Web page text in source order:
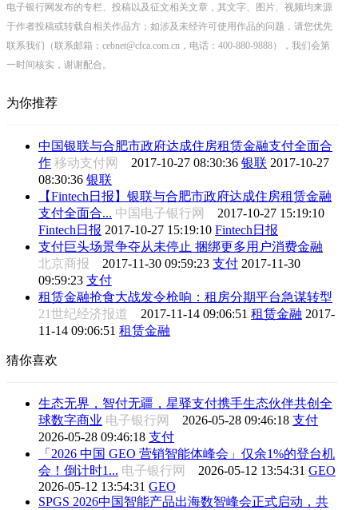
电子银行网发布的专栏、投稿以及征文相关文章，其文字、图片、视频均来源
于作者投稿或转载自相关作品方；如涉及未经许可使用作品的问题，请您优先
联系我们（联系邮箱：cebnet@cfca.com.cn，电话：400-880-9888），我们会第
一时间核实，谢谢配合。
为你推荐
中国银联与合肥市政府达成住房租赁金融支付全面合
作 移动支付网 2017-10-27 08:30:36 银联 2017-10-27
08:30:36 银联
【Fintech日报】银联与合肥市政府达成住房租赁金融
支付全面合... 中国电子银行网 2017-10-27 15:19:10
Fintech日报 2017-10-27 15:19:10 Fintech日报
支付巨头场景争夺从未停止 捆绑更多用户消费金融
北京商报 2017-11-30 09:59:23 支付 2017-11-30
09:59:23 支付
租赁金融抢食大战发令枪响：租房分期平台急谋转型
21世纪经济报道 2017-11-14 09:06:51 租赁金融 2017-
11-14 09:06:51 租赁金融
猜你喜欢
生态无界，智付无疆，星驿支付携手生态伙伴共创全
球数字商业 电子银行网 2026-05-28 09:46:18 支付
2026-05-28 09:46:18 支付
「2026 中国 GEO 营销智能体峰会」仅余1%的登台机
会！倒计时1... 电子银行网 2026-05-12 13:54:31 GEO
2026-05-12 13:54:31 GEO
SPGS 2026中国智能产品出海数智峰会正式启动，共